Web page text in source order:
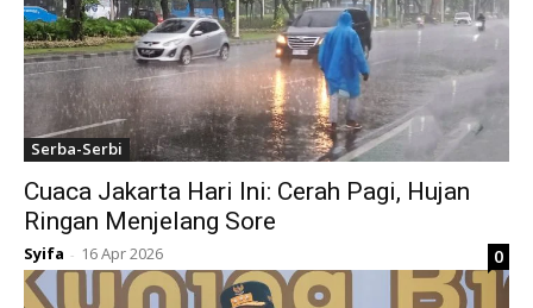
Serba-Serbi
Cuaca Jakarta Hari Ini: Cerah Pagi, Hujan
Ringan Menjelang Sore
Syifa - 16 Apr 2026 0